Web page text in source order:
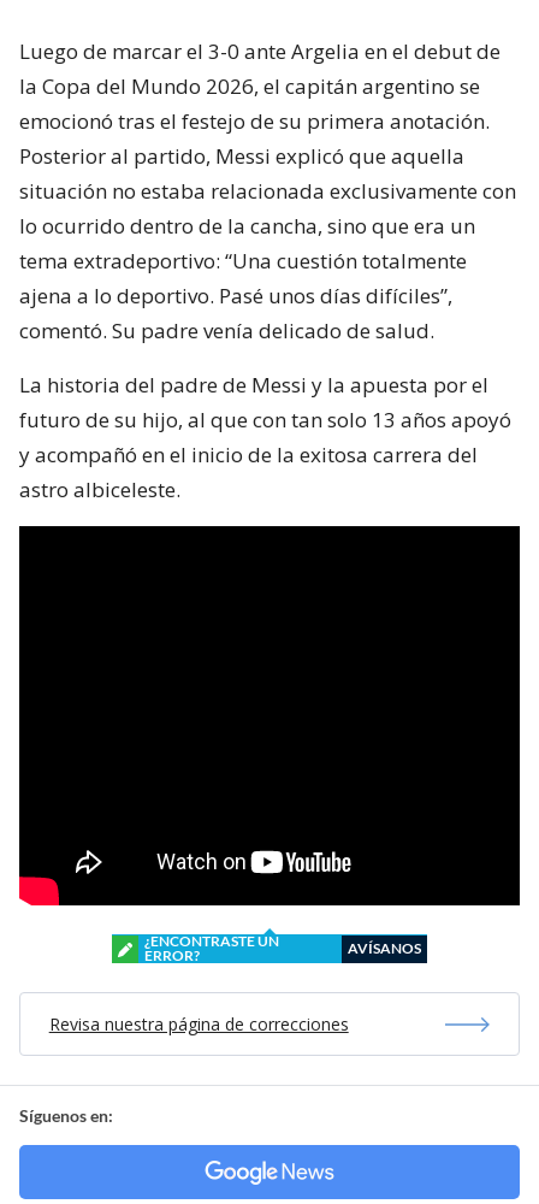
Luego de marcar el 3-0 ante Argelia en el debut de
la Copa del Mundo 2026, el capitán argentino se
emocionó tras el festejo de su primera anotación.
Posterior al partido, Messi explicó que aquella
situación no estaba relacionada exclusivamente con
lo ocurrido dentro de la cancha, sino que era un
tema extradeportivo: “Una cuestión totalmente
ajena a lo deportivo. Pasé unos días difíciles”,
comentó. Su padre venía delicado de salud.
La historia del padre de Messi y la apuesta por el
futuro de su hijo, al que con tan solo 13 años apoyó
y acompañó en el inicio de la exitosa carrera del
astro albiceleste.
¿ENCONTRASTE UN
ERROR?
AVÍSANOS
Revisa nuestra página de correcciones
Síguenos en: